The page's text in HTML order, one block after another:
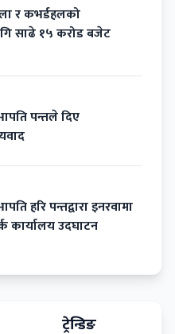
र कभर्डहलको
साढे १५ करोड बजेट
पन्तले दिए
हरि पन्तद्वारा इनरवामा
कार्यालय उदघाटन
ट्रेन्डिङ